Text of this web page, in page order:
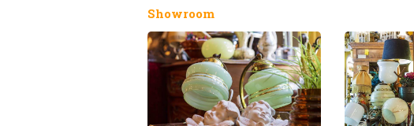
Showroom